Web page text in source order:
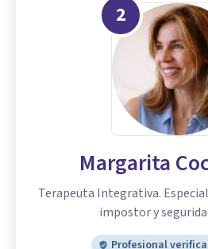
2
Margarita
Terapeuta Integrativa.
impostor y
Profesional